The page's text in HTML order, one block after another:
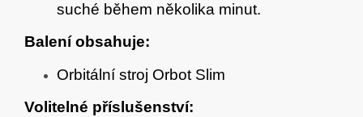
suché během několika minut.
Balení obsahuje:
Orbitální stroj Orbot Slim
Volitelné příslušenství: